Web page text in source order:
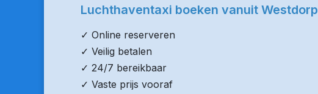
Luchthaventaxi boeken vanuit Westdorp
✓ Online reserveren
✓ Veilig betalen
✓ 24/7 bereikbaar
✓ Vaste prijs vooraf